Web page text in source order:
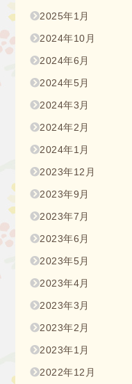
2025年1月
2024年10月
2024年6月
2024年5月
2024年3月
2024年2月
2024年1月
2023年12月
2023年9月
2023年7月
2023年6月
2023年5月
2023年4月
2023年3月
2023年2月
2023年1月
2022年12月